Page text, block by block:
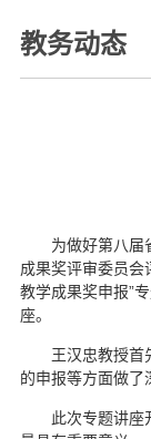
教务动态
为做好第八届
成果奖评审委员会
教学成果奖申报”
座。
王汉忠教授首
的申报等方面做了
此次专题讲座